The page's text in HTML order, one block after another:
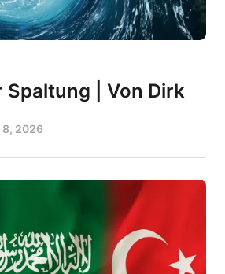
Spaltung | Von Dirk
8, 2026